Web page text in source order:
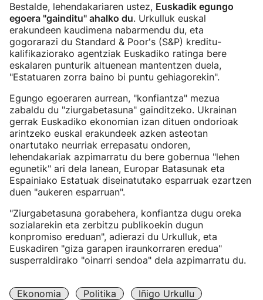
Bestalde, lehendakariaren ustez, Euskadik egungo
egoera "gainditu" ahalko du. Urkulluk euskal
erakundeen kaudimena nabarmendu du, eta
gogorarazi du Standard & Poor's (S&P) kreditu-
kalifikaziorako agentziak Euskadiko ratinga bere
eskalaren punturik altuenean mantentzen duela,
"Estatuaren zorra baino bi puntu gehiagorekin".
Egungo egoeraren aurrean, "konfiantza" mezua
zabaldu du "ziurgabetasuna" gainditzeko. Ukrainan
gerrak Euskadiko ekonomian izan dituen ondorioak
arintzeko euskal erakundeek azken asteotan
onartutako neurriak errepasatu ondoren,
lehendakariak azpimarratu du bere gobernua "lehen
egunetik" ari dela lanean, Europar Batasunak eta
Espainiako Estatuak diseinatutako esparruak ezartzen
duen "aukeren esparruan".
"Ziurgabetasuna gorabehera, konfiantza dugu oreka
sozialarekin eta zerbitzu publikoekin dugun
konpromiso ereduan", adierazi du Urkulluk, eta
Euskadiren "giza garapen iraunkorraren eredua"
susperraldirako "oinarri sendoa" dela azpimarratu du.
Ekonomia Politika
Iñigo Urkullu